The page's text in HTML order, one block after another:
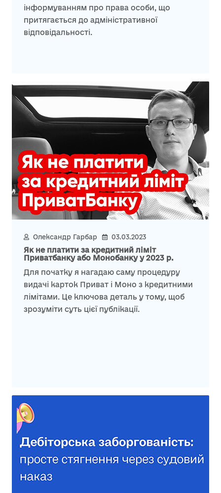
інформуванням про права особи, що
притягається до адміністративної
відповідальності.
Олександр Гарбар 03.03.2023
Як не платити за кредитний ліміт
Приватбанку або Монобанку у 2023 р.
Для початку я нагадаю саму процедуру
видачі карток Приват і Моно з кредитними
лімітами. Це ключова деталь у тому, щоб
зрозуміти суть цієї публікації.